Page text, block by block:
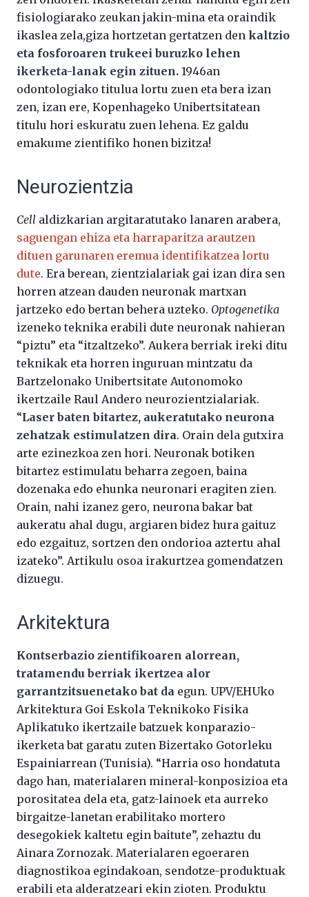
fisiologiarako zeukan jakin-mina eta oraindik
ikaslea zela,giza hortzetan gertatzen den kaltzio
eta fosforoaren trukeei buruzko lehen
ikerketa-lanak egin zituen. 1946an
odontologiako titulua lortu zuen eta bera izan
zen, izan ere, Kopenhageko Unibertsitatean
titulu hori eskuratu zuen lehena. Ez galdu
emakume zientifiko honen bizitza!
Neurozientzia
Cell aldizkarian argitaratutako lanaren arabera,
saguengan ehiza eta harraparitza arautzen
dituen garunaren eremua identifikatzea lortu
dute. Era berean, zientzialariak gai izan dira sen
horren atzean dauden neuronak martxan
jartzeko edo bertan behera uzteko. Optogenetika
izeneko teknika erabili dute neuronak nahieran
“piztu” eta “itzaltzeko”. Aukera berriak ireki ditu
teknikak eta horren inguruan mintzatu da
Bartzelonako Unibertsitate Autonomoko
ikertzaile Raul Andero neurozientzialariak.
“Laser baten bitartez, aukeratutako neurona
zehatzak estimulatzen dira. Orain dela gutxira
arte ezinezkoa zen hori. Neuronak botiken
bitartez estimulatu beharra zegoen, baina
dozenaka edo ehunka neuronari eragiten zien.
Orain, nahi izanez gero, neurona bakar bat
aukeratu ahal dugu, argiaren bidez hura gaituz
edo ezgaituz, sortzen den ondorioa aztertu ahal
izateko”. Artikulu osoa irakurtzea gomendatzen
dizuegu.
Arkitektura
Kontserbazio zientifikoaren alorrean,
tratamendu berriak ikertzea alor
garrantzitsuenetako bat da egun. UPV/EHUko
Arkitektura Goi Eskola Teknikoko Fisika
Aplikatuko ikertzaile batzuek konparazio-
ikerketa bat garatu zuten Bizertako Gotorleku
Espainiarrean (Tunisia). “Harria oso hondatuta
dago han, materialaren mineral-konposizioa eta
porositatea dela eta, gatz-lainoek eta aurreko
birgaitze-lanetan erabilitako mortero
desegokiek kaltetu egin baitute”, zehaztu du
Ainara Zornozak. Materialaren egoeraren
diagnostikoa egindakoan, sendotze-produktuak
erabili eta alderatzeari ekin zioten. Produktu